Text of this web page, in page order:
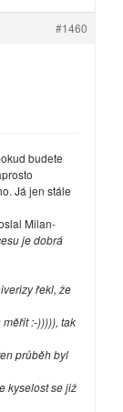
#1460
budete
Já jen stále
Milan-
je dobrá
řekl, že
:-))))), tak
průběh byl
kyselost se již